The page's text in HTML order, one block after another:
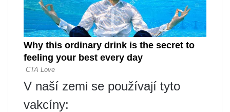
V naší zemi se používají tyto
vakcíny: